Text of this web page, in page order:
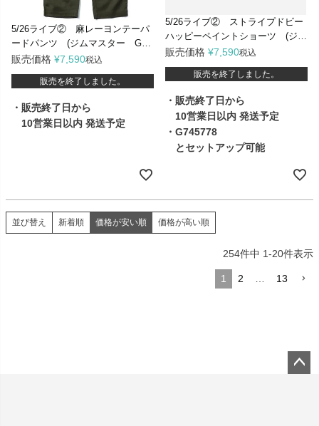
5/26ライブ② 麻レーヨンテーパ
ードパンツ (ジムマスター G72
1741)
販売価格 ¥7,590税込
販売を終了しました。
・販売終了日から
10営業日以内 発送予定
5/26ライブ② ストライプドビー
ハッピーペイントショーツ (ジム
マスター G745780)
販売価格 ¥7,590税込
販売を終了しました。
・販売終了日から
10営業日以内 発送予定
・G745778
とセットアップ可能
並び替え 新着順 価格が安い順 価格が高い順
254件中 1-20件表示
1 2 13